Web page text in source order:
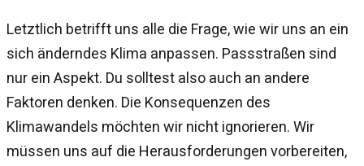
Letztlich betrifft uns alle die Frage, wie wir uns an ein
sich änderndes Klima anpassen. Passstraßen sind
nur ein Aspekt. Du solltest also auch an andere
Faktoren denken. Die Konsequenzen des
Klimawandels möchten wir nicht ignorieren. Wir
müssen uns auf die Herausforderungen vorbereiten,